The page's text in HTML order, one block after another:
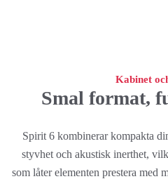
Kabinet
Smal format,
Spirit 6 kombinerar kompakta
styvhet och akustisk inerthet,
som låter elementen prestera med